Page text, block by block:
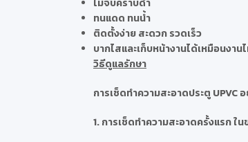
ไม่จับคราบดำ
ทนแดด ทนน้ำ
ติดตั้งง่าย สะดวก รวดเร็ว
บากไสและเก็บหน้างานได้เหมือนงาน
วิธีดูแลรักษา
การเช็ดทำความสะอาดประตู UPVC
1. การเช็ดทำความสะอาดครั้งแรก